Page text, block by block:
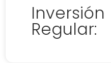
Inversión
Regular: